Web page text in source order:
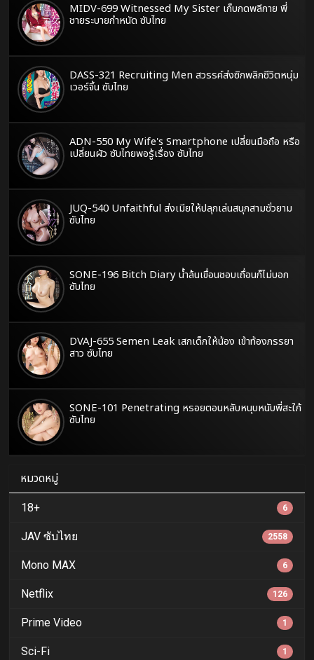
MIDV-699 Witnessed My Sister เก็บกดพลีกาย พี่
ชายระบายกำหนัด ซับไทย
DASS-321 Recruiting Men สวรรค์ส่งซิกพลิกชีวิตหนุ่ม
เวอร์จิ้น ซับไทย
ADN-550 My Wife's Smartphone เปลี่ยนมือถือ หรือ
เปลี่ยนผัว ซับไทยพอรู้เรื่อง ซับไทย
JUQ-540 Unfaithful ส่งเมียให้ปลุกเล่นสนุกสามชั่วยาม
ซับไทย
SONE-196 Bitch Diary น้ำล้นเขื่อนชอบเถื่อนก็ไม่บอก
ซับไทย
DVAJ-655 Semen Leak เสกเด็กให้น้อง เข้าท้องภรรยา
สาว ซับไทย
SONE-101 Penetrating หรอยตอนหลับหนุบหนับพี่สะใภ้
ซับไทย
หมวดหมู่
18+ 6
JAV ซับไทย 2558
Mono MAX 6
Netflix 126
Prime Video 1
Sci-Fi 1